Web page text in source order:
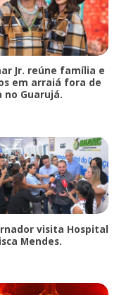
Jr. reúne família e
em arraiá fora de
no Guarujá.
visita Hospital
Mendes.